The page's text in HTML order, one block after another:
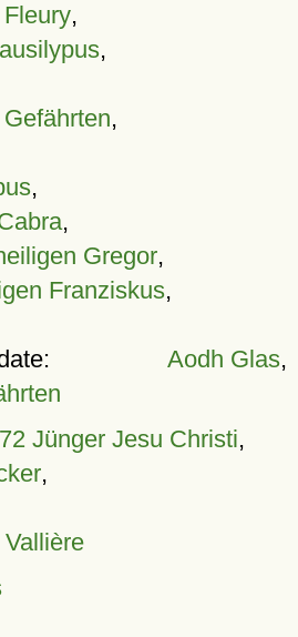
,
,
,
,
,
Gregor,
Franziskus,
Aodh Glas,
Jünger Jesu Christi,
,